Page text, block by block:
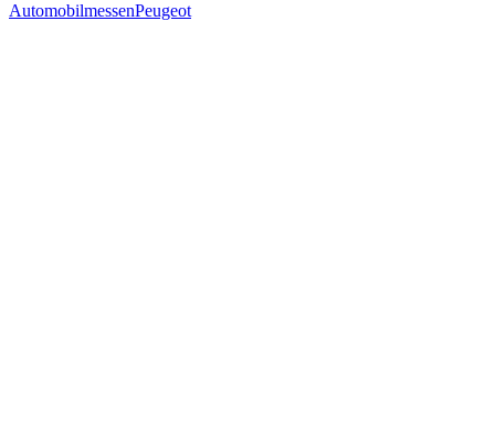
AutomobilmessenPeugeot